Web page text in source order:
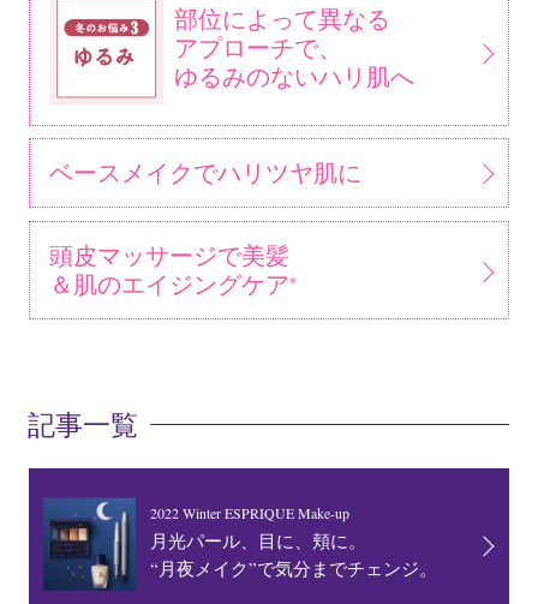
部位によって異なる
アプローチで、
ゆるみのないハリ肌へ
ベースメイクでハリツヤ肌に
頭皮マッサージで美髪
＆肌のエイジングケア※
記事一覧
2022 Winter ESPRIQUE Make-up
月光パール、目に、頬に。
“月夜メイク”で気分までチェンジ。